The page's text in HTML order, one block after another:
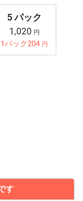
5 パック
1,020 円
1パック204 円
す